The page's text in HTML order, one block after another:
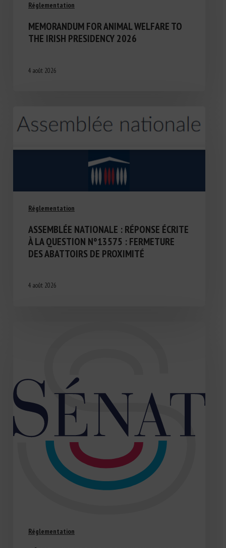
Réglementation
MEMORANDUM FOR ANIMAL WELFARE TO
THE IRISH PRESIDENCY 2026
4 août 2026
Réglementation
ASSEMBLÉE NATIONALE : RÉPONSE ÉCRITE
À LA QUESTION N°13575 : FERMETURE
DES ABATTOIRS DE PROXIMITÉ
4 août 2026
Réglementation